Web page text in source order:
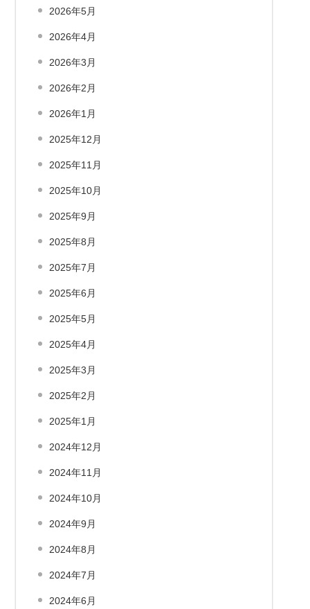
2026年5月
2026年4月
2026年3月
2026年2月
2026年1月
2025年12月
2025年11月
2025年10月
2025年9月
2025年8月
2025年7月
2025年6月
2025年5月
2025年4月
2025年3月
2025年2月
2025年1月
2024年12月
2024年11月
2024年10月
2024年9月
2024年8月
2024年7月
2024年6月